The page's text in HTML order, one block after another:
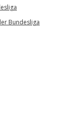
Bundesliga